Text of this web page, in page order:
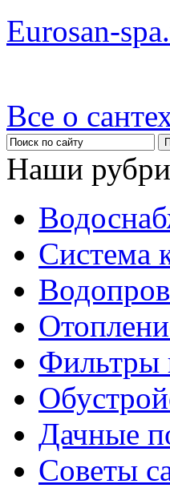
Eurosan-
Все о
Наши
Система
Фильтры
Дачные
Советы